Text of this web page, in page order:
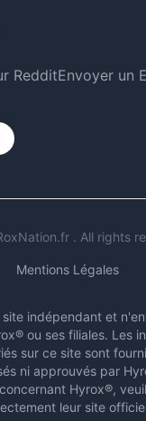
RedditEnvoyer un
. All rights
Mentions Légales
indépendant et
ou ses filiales. Les
sur ce site sont
ni approuvés par
Hyrox®,
leur site